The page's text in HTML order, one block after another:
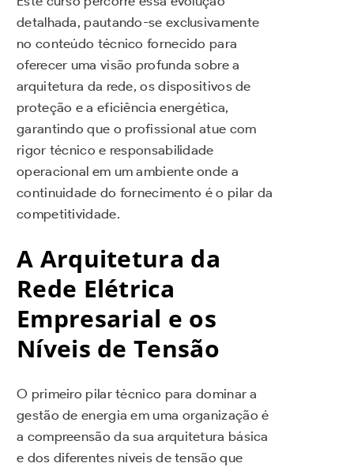
detalhada, pautando-se exclusivamente
no conteúdo técnico fornecido para
oferecer uma visão profunda sobre a
arquitetura da rede, os dispositivos de
proteção e a eficiência energética,
garantindo que o profissional atue com
rigor técnico e responsabilidade
operacional em um ambiente onde a
continuidade do fornecimento é o pilar da
competitividade.
A Arquitetura da
Rede Elétrica
Empresarial e os
Níveis de Tensão
O primeiro pilar técnico para dominar a
gestão de energia em uma organização é
a compreensão da sua arquitetura básica
e dos diferentes níveis de tensão que